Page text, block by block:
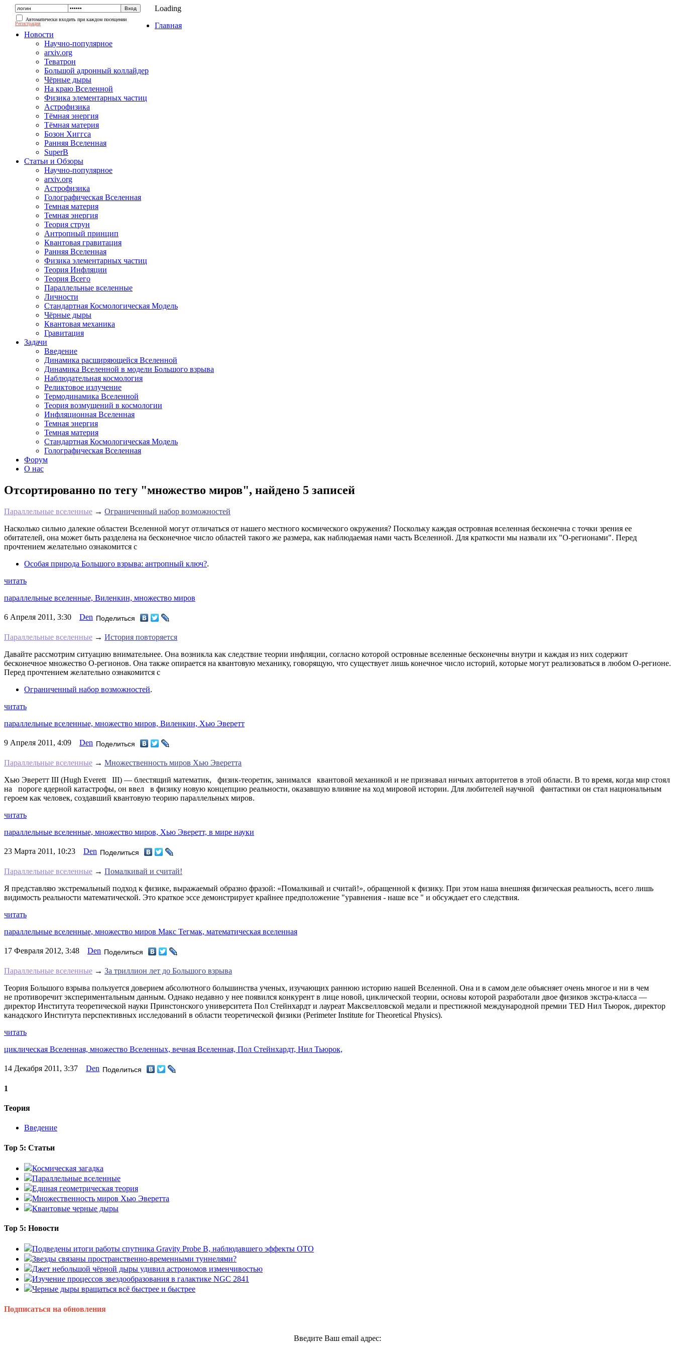
Автоматически входить при каждом посещении
Регистрация
Loading
Главная
Новости
Научно-популярное
arxiv.org
Теватрон
Большой адронный коллайдер
Чёрные дыры
На краю Вселенной
Физика элементарных частиц
Астрофизика
Тёмная энергия
Тёмная материя
Бозон Хиггса
Ранняя Вселенная
SuperB
Статьи и Обзоры
Научно-популярное
arxiv.org
Астрофизика
Голографическая Вселенная
Темная материя
Темная энергия
Теория струн
Антропный принцип
Квантовая гравитация
Ранняя Вселенная
Физика элементарных частиц
Теория Инфляции
Теория Всего
Параллельные вселенные
Личности
Стандартная Космологическая Модель
Чёрные дыры
Квантовая механика
Гравитация
Задачи
Введение
Динамика расширяющейся Вселенной
Динамика Вселенной в модели Большого взрыва
Наблюдательная космология
Реликтовое излучение
Термодинамика Вселенной
Теория возмущений в космологии
Инфляционная Вселенная
Темная энергия
Темная материя
Стандартная Космологическая Модель
Голографическая Вселенная
Форум
О нас
Отсортированно по тегу "множество миров", найдено 5 записей
Параллельные вселенные → Ограниченный набор возможностей
Насколько сильно далекие областеи Вселенной могут отличаться от нашего местного космического окружения? Поскольку каждая островная вселенная бесконечна с точки зрения ее
обитателей, она может быть разделена на бесконечное число областей такого же размера, как наблюдаемая нами часть Вселенной. Для краткости мы назвали их "О-регионами". Перед
прочтением желательно ознакомится с
Особая природа Большого взрыва: антропный ключ?.
читать
параллельные вселенные, Виленкин, множество миров
6 Апреля 2011, 3:30 Den Поделиться
Параллельные вселенные → История повторяется
Давайте рассмотрим ситуацию внимательнее. Она возникла как следствие теории инфляции, согласно которой островные вселенные бесконечны внутри и каждая из них содержит
бесконечное множество О-регионов. Она также опирается на квантовую механику, говорящую, что существует лишь конечное число историй, которые могут реализоваться в любом О-регионе.
Перед прочтением желательно ознакомится с
Ограниченный набор возможностей.
читать
параллельные вселенные, множество миров, Виленкин, Хью Эверетт
9 Апреля 2011, 4:09 Den Поделиться
Параллельные вселенные → Множественность миров Хью Эверетта
Хью Эверетт III (Hugh Everett III) — блестящий математик, физик-теоретик, занимался квантовой механикой и не признавал ничьих авторитетов в этой области. В то время, когда мир стоял
на пороге ядерной катастрофы, он ввел в физику новую концепцию реальности, оказавшую влияние на ход мировой истории. Для любителей научной фантастики он стал национальным
героем как человек, создавший квантовую теорию параллельных миров.
читать
параллельные вселенные, множество миров, Хью Эверетт, в мире науки
23 Марта 2011, 10:23 Den Поделиться
Параллельные вселенные → Помалкивай и считай!
Я представляю экстремальный подход к физике, выражаемый образно фразой: «Помалкивай и считай!», обращенной к физику. При этом наша внешняя физическая реальность, всего лишь
видимость реальности математической. Это краткое эссе демонстрирует крайнее предположение "уравнения - наше все " и обсуждает его следствия.
читать
параллельные вселенные, множество миров Макс Тегмак, математическая вселенная
17 Февраля 2012, 3:48 Den Поделиться
Параллельные вселенные → За триллион лет до Большого взрыва
Теория Большого взрыва пользуется доверием абсолютного большинства ученых, изучающих раннюю историю нашей Вселенной. Она и в самом деле объясняет очень многое и ни в чем
не противоречит экспериментальным данным. Однако недавно у нее появился конкурент в лице новой, циклической теории, основы которой разработали двое физиков экстра-класса —
директор Института теоретической науки Принстонского университета Пол Стейнхардт и лауреат Максвелловской медали и престижной международной премии TED Нил Тьюрок, директор
канадского Института перспективных исследований в области теоретической физики (Perimeter Institute for Theoretical Physics).
читать
циклическая Вселенная, множество Вселенных, вечная Вселенная, Пол Стейнхардт, Нил Тьюрок,
14 Декабря 2011, 3:37 Den Поделиться
1
Теория
Введение
Top 5: Статьи
Космическая загадка
Параллельные вселенные
Единая геометрическая теория
Множественность миров Хью Эверетта
Квантовые черные дыры
Top 5: Новости
Подведены итоги работы спутника Gravity Probe B, наблюдавшего эффекты ОТО
Звезды связаны пространственно-временными туннелями?
Джет небольшой чёрной дыры удивил астрономов изменчивостью
Изучение процессов звездообразования в галактике NGC 2841
Черные дыры вращаться всё быстрее и быстрее
Подписаться на обновления
Введите Ваш email адрес: